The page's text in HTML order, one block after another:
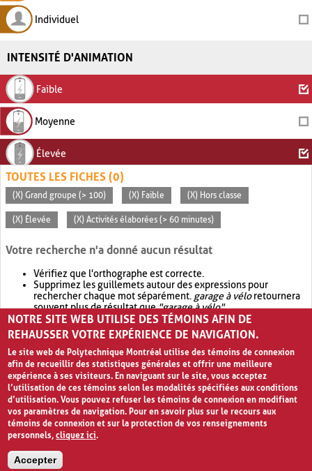
Individuel
INTENSITÉ D'ANIMATION
Faible
Moyenne
Élevée
TOUTES LES FICHES (0)
(X) Grand groupe (> 100) (X) Faible (X) Hors classe
(X) Élevée (X) Activités élaborées (> 60 minutes)
Votre recherche n'a donné aucun résultat
Vérifiez que l'orthographe est correcte.
Supprimez les guillemets autour des expressions pour
rechercher chaque mot séparément. garage à véloretournera
souvent plus de résultat que"garage à vélo".
Envisagez d'élargir votre recherche avec OR.garage OR vélo
retournera souvent plus de résultat quegarage à vélo
NOTRE SITE WEB UTILISE DES TÉMOINS AFIN DE
REHAUSSER VOTRE EXPÉRIENCE DE NAVIGATION.
Le site web de Polytechnique Montréal utilise des témoins de connexion
afin de recueillir des statistiques générales et offrir une meilleure
expérience à ses visiteurs. En naviguant sur le site, vous acceptez
l’utilisation de ces témoins selon les modalités spécifiées aux conditions
d’utilisation. Vous pouvez refuser les témoins de connexion en modifiant
vos paramètres de navigation. Pour en savoir plus sur le recours aux
témoins de connexion et sur la protection de vos renseignements
personnels,cliquez ici.
Accepter